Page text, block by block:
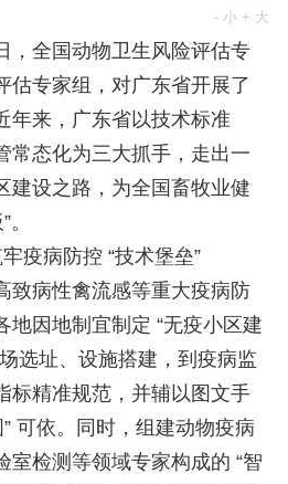
- 小 + 大
全国动物卫生风险评估专
估专家组，对广东省开展了
年来，广东省以技术标准
常态化为三大抓手，走出一
建设之路，为全国畜牧业健
病防控 “技术堡垒”
病性禽流感等重大疫病防
地因地制宜制定 “无疫小区建
选址、设施搭建，到疫病监
标精准规范，并辅以图文手
可依。同时，组建动物疫病
室检测等领域专家构成的 “智